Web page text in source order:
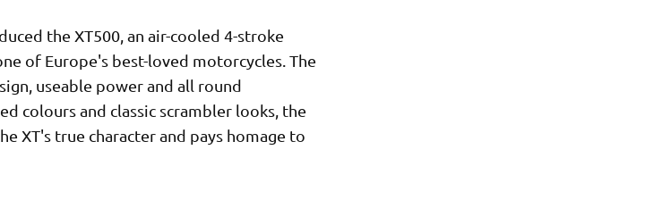
the XT500, an air-cooled 4-stroke
of Europe's best-loved motorcycles. The
useable power and all round
colours and classic scrambler looks, the
XT's true character and pays homage to